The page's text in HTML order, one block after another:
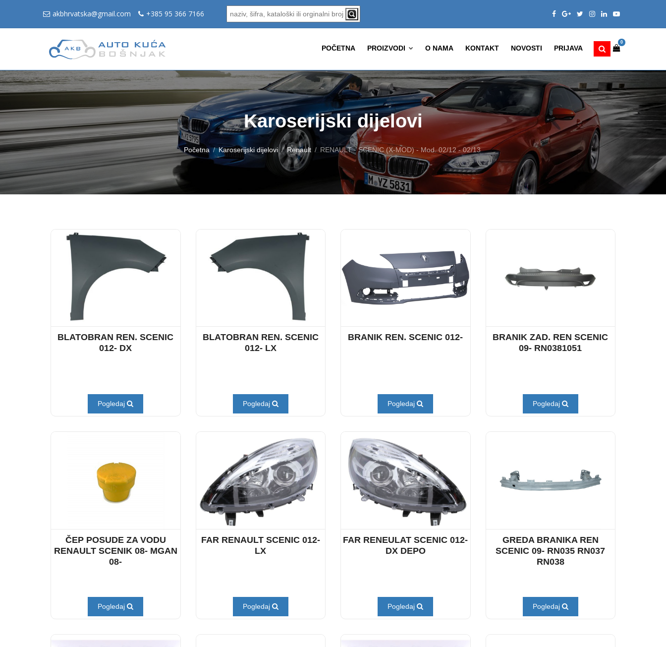
akbhrvatska@gmail.com +385 95 366 7166
0
POČETNA PROIZVODI O NAMA KONTAKT NOVOSTI PRIJAVA
Karoserijski dijelovi
Početna Karoserijski dijelovi Renault RENAULT - SCENIC (X-MOD) - Mod. 02/12 - 02/13
BLATOBRAN REN. SCENIC
012- DX
Pogledaj
BLATOBRAN REN. SCENIC
012- LX
Pogledaj
BRANIK REN. SCENIC 012-
Pogledaj
BRANIK ZAD. REN SCENIC
09- RN0381051
Pogledaj
ČEP POSUDE ZA VODU
RENAULT SCENIK 08- MGAN
08-
Pogledaj
FAR RENAULT SCENIC 012-
LX
Pogledaj
FAR RENEULAT SCENIC 012-
DX DEPO
Pogledaj
GREDA BRANIKA REN
SCENIC 09- RN035 RN037
RN038
Pogledaj